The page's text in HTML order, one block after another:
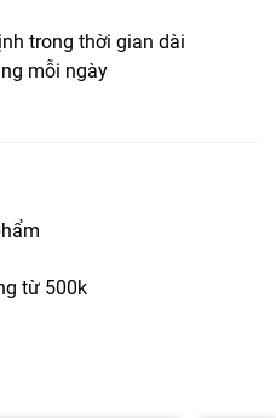
trong thời gian dài
mỗi ngày
từ 500k